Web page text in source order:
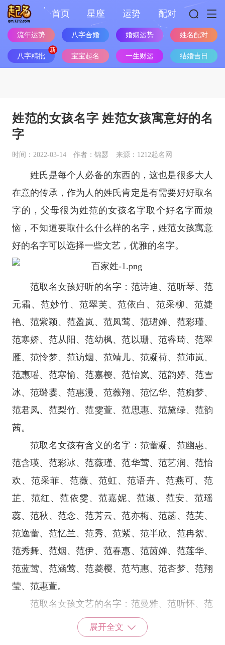
首页 星座 运势 配对
流年运势 八字合婚 婚姻运势 姓名配对
八字精批 宝宝起名 一生财运 结婚吉日
姓范的女孩名字 姓范女孩寓意好的名
字
时间：2022-03-14 作者：锦瑟 来源：1212起名网
姓氏是每个人必备的东西的，这也是很多大人
在意的传承，作为人的姓氏肯定是有需要好好取名
字的，父母很为姓范的女孩名字取个好名字而烦
恼，不知道要取什么什么样的名字，姓范女孩寓意
好的名字可以选择一些文艺，优雅的名字。
范取名女孩好听的名字：范诗迪、范听琴、范
元霜、范妙竹、范翠芙、范依白、范采柳、范婕
艳、范紫颖、范盈岚、范凤莺、范珺婵、范彩瑾、
范寒娇、范从阳、范幼枫、范以珊、范睿琦、范翠
雁、范怜梦、范访烟、范靖儿、范凝荷、范沛岚、
范惠瑶、范寒愉、范嘉樱、范怡岚、范韵婷、范雪
冰、范璐霎、范惠漫、范薇翔、范忆华、范痴梦、
范君凤、范梨竹、范雯萱、范思惠、范黛绿、范韵
茜。
范取名女孩有含义的名字：范蕾凝、范幽惠、
范含瑛、范彩冰、范薇瑾、范华莺、范艺润、范怡
欢、范采菲、范薇、范虹、范语卉、范燕可、范
芷、范红、范依雯、范嘉妮、范淑、范安、范瑶
蕊、范秋、范念、范芳云、范亦梅、范菡、范芙、
范逸蕾、范忆兰、范秀、范紫、范半欣、范冉絮、
范秀舞、范烟、范伊、范春惠、范茵婵、范莲华、
范蓝莺、范涵莺、范菱樱、范芍惠、范杏梦、范翔
莹、范惠萱。
范取名女孩文艺的名字：范曼雅、范听怀、范
妍、范代、范逸英、范玉珊、范文、范雪、范微
溪、范宛玥、范莺亭、范欣烟、范珍霜、范燕芳、
展开全文